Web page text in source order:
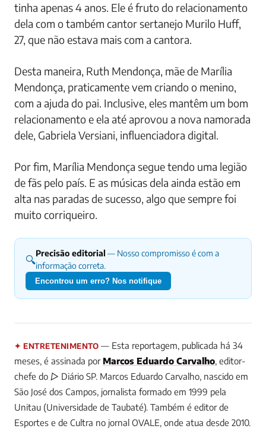
tinha apenas 4 anos. Ele é fruto do relacionamento
dela com o também cantor sertanejo Murilo Huff,
27, que não estava mais com a cantora.
Desta maneira, Ruth Mendonça, mãe de Marília
Mendonça, praticamente vem criando o menino,
com a ajuda do pai. Inclusive, eles mantêm um bom
relacionamento e ela até aprovou a nova namorada
dele, Gabriela Versiani, influenciadora digital.
Por fim, Marília Mendonça segue tendo uma legião
de fãs pelo país. E as músicas dela ainda estão em
alta nas paradas de sucesso, algo que sempre foi
muito corriqueiro.
🔍Precisão editorial — Nosso compromisso é com a
informação correta.
Encontrou um erro? Nos notifique
✦ ENTRETENIMENTO — Esta reportagem, publicada há 34
meses, é assinada por Marcos Eduardo Carvalho, editor-
chefe do ▷ Diário SP. Marcos Eduardo Carvalho, nascido em
São José dos Campos, jornalista formado em 1999 pela
Unitau (Universidade de Taubaté). Também é editor de
Esportes e de Cultra no jornal OVALE, onde atua desde 2010.